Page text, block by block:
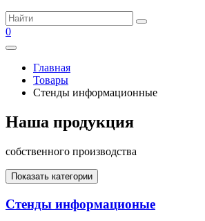
Поиск:
0
Главная
Товары
Стенды информационные
Наша продукция
собственного производства
Показать категории
Стенды информационые